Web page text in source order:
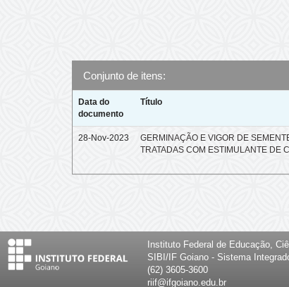
Conjunto de itens:
Data do
documento
Título
28-Nov-2023
GERMINAÇÃO E VIGOR DE
TRATADAS COM ESTIMULANTE DE
Instituto Federal de Educação,
SIBI/IF Goiano - Sistema
(62) 3605-3600
riif@ifgoiano.edu.br